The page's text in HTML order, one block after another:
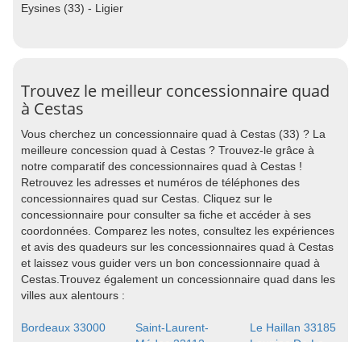
Eysines (33) - Ligier
Trouvez le meilleur concessionnaire quad
à Cestas
Vous cherchez un concessionnaire quad à Cestas (33) ? La
meilleure concession quad à Cestas ? Trouvez-le grâce à
notre comparatif des concessionnaires quad à Cestas !
Retrouvez les adresses et numéros de téléphones des
concessionnaires quad sur Cestas. Cliquez sur le
concessionnaire pour consulter sa fiche et accéder à ses
coordonnées. Comparez les notes, consultez les expériences
et avis des quadeurs sur les concessionnaires quad à Cestas
et laissez vous guider vers un bon concessionnaire quad à
Cestas.Trouvez également un concessionnaire quad dans les
villes aux alentours :
Bordeaux 33000
Saint-Laurent-
Le Haillan 33185